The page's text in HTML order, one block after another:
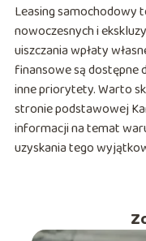
Leasing samochodowy
nowoczesnych i
uiszczania wpłaty
finansowe są
inne priorytety. Warto
stronie podstawowej
informacji na temat
uzyskania tego